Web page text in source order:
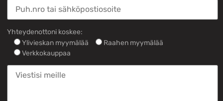
Yhteydenottoni koskee:
Ylivieskan myymälää
Raahen myymälää
Verkkokauppaa